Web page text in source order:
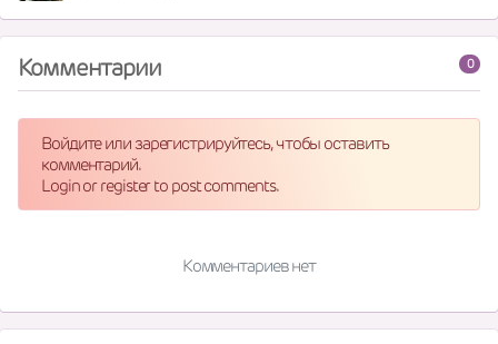
0
Комментарии
Войдите или зарегистрируйтесь, чтобы оставить
комментарий.
Login or register to post comments.
Комментариев нет